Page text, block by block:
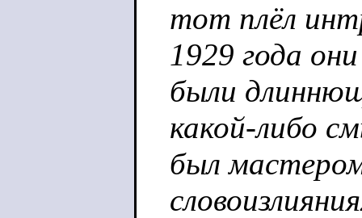
тот плёл
1929 года
были
какой-либо
был